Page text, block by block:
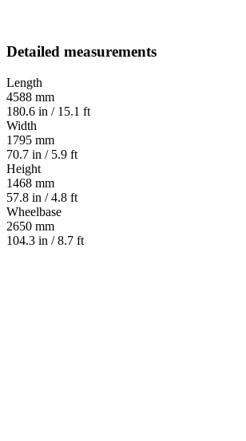
Detailed measurements
Length
4588 mm
180.6 in / 15.1 ft
Width
1795 mm
70.7 in / 5.9 ft
Height
1468 mm
57.8 in / 4.8 ft
Wheelbase
2650 mm
104.3 in / 8.7 ft